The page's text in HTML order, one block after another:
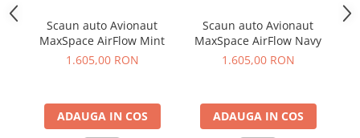
Scaun auto Avionaut
MaxSpace AirFlow Mint
1.605,00 RON
ADAUGA IN COS
Scaun auto Avionaut
MaxSpace AirFlow Navy
1.605,00 RON
ADAUGA IN COS